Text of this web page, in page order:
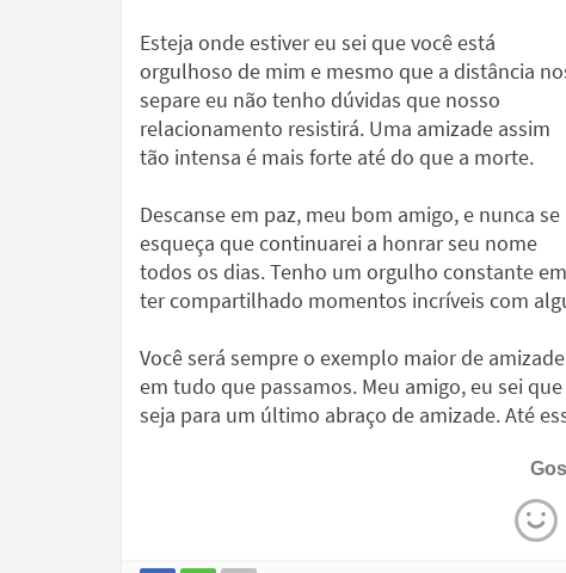
Esteja onde estiver eu sei que você está
orgulhoso de mim e mesmo que a distância
separe eu não tenho dúvidas que nosso
relacionamento resistirá. Uma amizade assim
tão intensa é mais forte até do que a morte.
Descanse em paz, meu bom amigo, e nunca se
esqueça que continuarei a honrar seu nome
todos os dias. Tenho um orgulho constante em
ter compartilhado momentos incríveis com
Você será sempre o exemplo maior de
em tudo que passamos. Meu amigo, eu sei
seja para um último abraço de amizade. Até